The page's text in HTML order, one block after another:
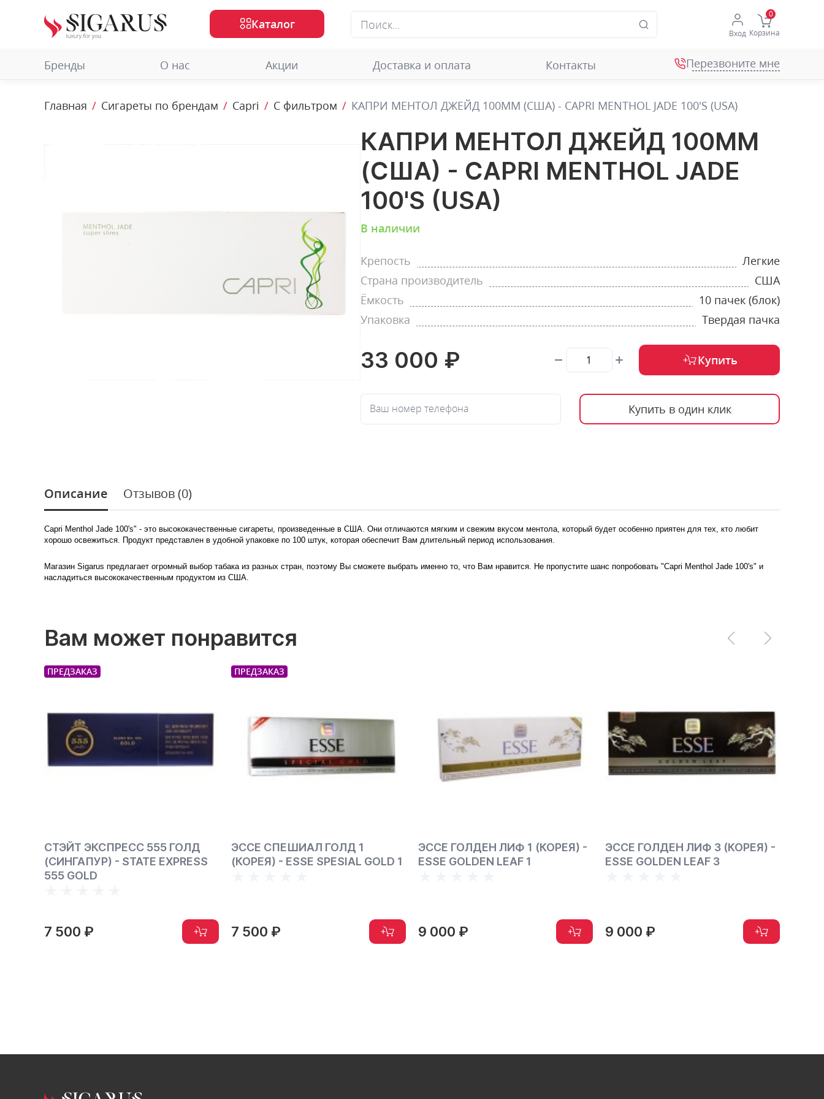
Вход Корзина
Бренды О нас Акции Доставка и оплата Контакты
Каталог
Перезвоните мне
Главная Сигареты по брендам Capri С фильтром КАПРИ МЕНТОЛ ДЖЕЙД 100ММ (США) - CAPRI MENTHOL JADE 100'S (USA)
КАПРИ МЕНТОЛ ДЖЕЙД 100ММ
(США) - CAPRI MENTHOL JADE
100'S (USA)
В наличии
Крепость
Легкие
Страна производитель
США
Ёмкость
10 пачек (блок)
Упаковка
Твердая пачка
33 000 ₽ Купить
Ваш номер телефона Купить в один клик
Описание Отзывов (0)
Capri Menthol Jade 100's" - это высококачественные сигареты, произведенные в США. Они отличаются мягким и свежим вкусом ментола, который будет особенно приятен для тех, кто любит
хорошо освежиться. Продукт представлен в удобной упаковке по 100 штук, которая обеспечит Вам длительный период использования.
Магазин Sigarus предлагает огромный выбор табака из разных стран, поэтому Вы сможете выбрать именно то, что Вам нравится. Не пропустите шанс попробовать "Capri Menthol Jade 100's" и
насладиться высококачественным продуктом из США.
Вам может понравится
ПРЕДЗАКАЗ
СТЭЙТ ЭКСПРЕСС 555 ГОЛД
(СИНГАПУР) - STATE EXPRESS
555 GOLD
7 500 ₽
ПРЕДЗАКАЗ
ЭССЕ СПЕШИАЛ ГОЛД 1
(КОРЕЯ) - ESSE SPESIAL GOLD 1
7 500 ₽
ЭССЕ ГОЛДЕН ЛИФ 1 (КОРЕЯ) -
ESSE GOLDEN LEAF 1
9 000 ₽
ЭССЕ ГОЛДЕН ЛИФ 3 (КОРЕЯ) -
ESSE GOLDEN LEAF 3
9 000 ₽